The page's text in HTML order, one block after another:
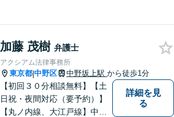
はありません。お気軽に弁護
士にご相談ください【休日・
夜間相談可】
加藤 茂樹 弁護士
アクシアム法律事務所
東京都|中野区 中野坂上駅 から徒歩1分
【初回３０分相談無料】【土
日祝・夜間対応（要予約）】
【丸ノ内線、大江戸線】中野
詳細を見
る